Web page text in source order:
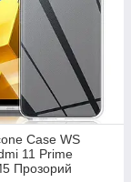
Case WS
11 Prime
Прозорий